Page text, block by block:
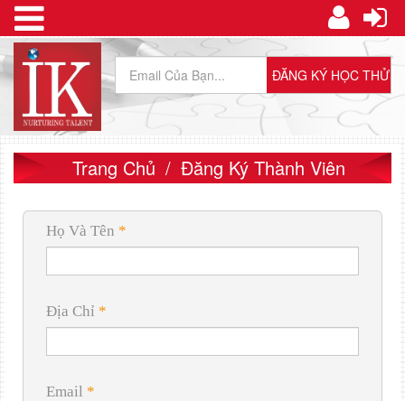
Trang Chủ Đăng Ký Thành Viên
Họ Và Tên *
Địa Chỉ *
Email *